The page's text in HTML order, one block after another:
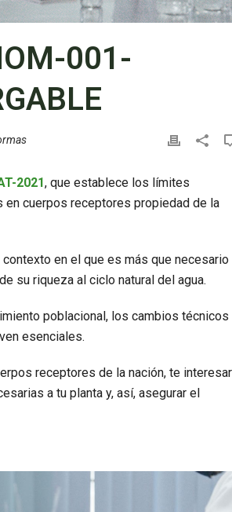
001-
2021, que establece los límites
cuerpos receptores propiedad de la
contexto en el que es más que necesario
su riqueza al ciclo natural del agua.
poblacional, los cambios técnicos
esenciales.
receptores de la nación, te
a tu planta y, así, asegurar el